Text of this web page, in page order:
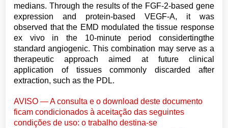
medians. Through the results of the FGF-2-based gene
expression and protein-based VEGF-A, it was
observed that the EMD modulated the tissue response
ex vivo in the 10-minute period considertingthe
standard angiogenic. This combination may serve as a
therapeutic approach aimed at future clinical
application of tissues commonly discarded after
extraction, such as the PDL.
AVISO — A consulta e o download deste documento
ficam condicionados à aceitação das seguintes
condições de uso: o trabalho destina-se